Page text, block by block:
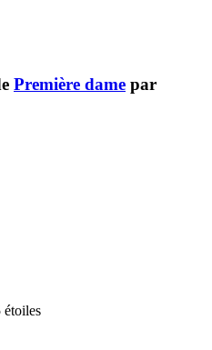
Première dame par
étoiles